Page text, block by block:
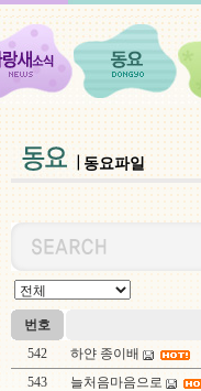
동요파일
번호
542
하얀 종이배
543
늘처음마음으로